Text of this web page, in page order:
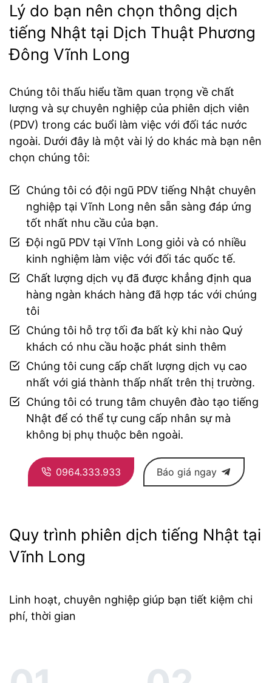
Lý do bạn nên chọn thông dịch
tiếng Nhật tại Dịch Thuật Phương
Đông Vĩnh Long
Chúng tôi thấu hiểu tầm quan trọng về chất
lượng và sự chuyên nghiệp của phiên dịch viên
(PDV) trong các buổi làm việc với đối tác nước
ngoài. Dưới đây là một vài lý do khác mà bạn nên
chọn chúng tôi:
Chúng tôi có đội ngũ PDV tiếng Nhật chuyên
nghiệp tại Vĩnh Long nên sẵn sàng đáp ứng
tốt nhất nhu cầu của bạn.
Đội ngũ PDV tại Vĩnh Long giỏi và có nhiều
kinh nghiệm làm việc với đối tác quốc tế.
Chất lượng dịch vụ đã được khẳng định qua
hàng ngàn khách hàng đã hợp tác với chúng
tôi
Chúng tôi hỗ trợ tối đa bất kỳ khi nào Quý
khách có nhu cầu hoặc phát sinh thêm
Chúng tôi cung cấp chất lượng dịch vụ cao
nhất với giá thành thấp nhất trên thị trường.
Chúng tôi có trung tâm chuyên đào tạo tiếng
Nhật để có thể tự cung cấp nhân sự mà
không bị phụ thuộc bên ngoài.
0964.333.933 Báo giá ngay
Quy trình phiên dịch tiếng Nhật tại
Vĩnh Long
Linh hoạt, chuyên nghiệp giúp bạn tiết kiệm chi
phí, thời gian